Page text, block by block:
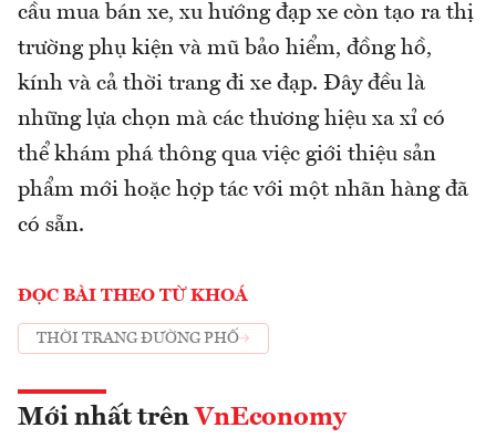
cầu mua bán xe, xu hướng đạp xe còn tạo ra thị
trường phụ kiện và mũ bảo hiểm, đồng hồ,
kính và cả thời trang đi xe đạp. Đây đều là
những lựa chọn mà các thương hiệu xa xỉ có
thể khám phá thông qua việc giới thiệu sản
phẩm mới hoặc hợp tác với một nhãn hàng đã
có sẵn.
ĐỌC BÀI THEO TỪ KHOÁ
THỜI TRANG ĐƯỜNG PHỐ
Mới nhất trên VnEconomy